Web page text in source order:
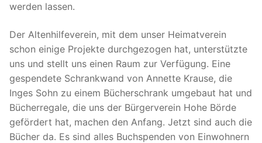
werden lassen.
Der Altenhilfeverein, mit dem unser Heimatverein
schon einige Projekte durchgezogen hat, unterstützte
uns und stellt uns einen Raum zur Verfügung. Eine
gespendete Schrankwand von Annette Krause, die
Inges Sohn zu einem Bücherschrank umgebaut hat und
Bücherregale, die uns der Bürgerverein Hohe Börde
gefördert hat, machen den Anfang. Jetzt sind auch die
Bücher da. Es sind alles Buchspenden von Einwohnern